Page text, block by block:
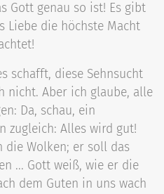
Gott genau so ist! Es gibt
Liebe die höchste Macht
schafft, diese Sehnsucht
nicht. Aber ich glaube, alle
Da, schau, ein
zugleich: Alles wird gut!
die Wolken; er soll das
... Gott weiß, wie er die
dem Guten in uns wach